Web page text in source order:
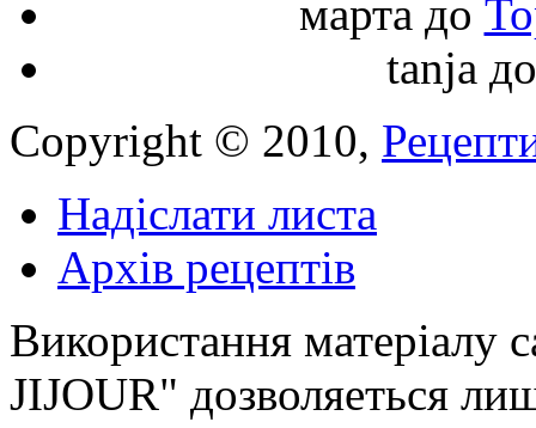
марта до
tanja
Copyright © 2010,
Надіслати листа
Архів рецептів
Використання матеріалу
JIJOUR" дозволяеться